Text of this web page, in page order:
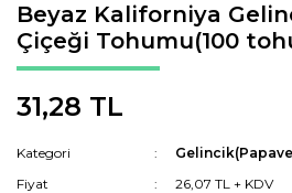
Beyaz Kaliforniya
Çiçeği Tohumu(100
31,28 TL
Kategori
Fiyat
26,07 TL + KDV